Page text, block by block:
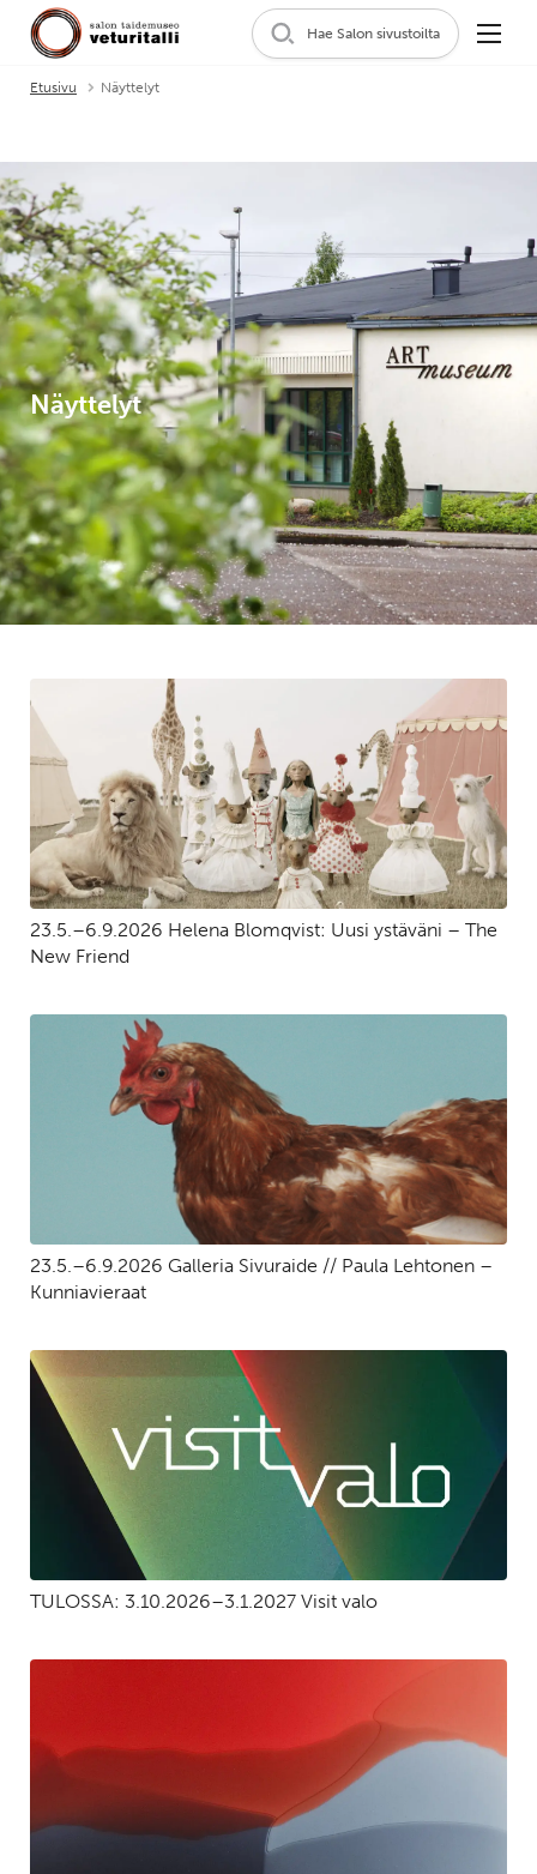
Hae Salon sivustoilta
Etusivu Näyttelyt
Näyttelyt
23.5.–6.9.2026 Helena Blomqvist: Uusi ystäväni – The
New Friend
23.5.–6.9.2026 Galleria Sivuraide // Paula Lehtonen –
Kunniavieraat
TULOSSA: 3.10.2026–3.1.2027 Visit valo